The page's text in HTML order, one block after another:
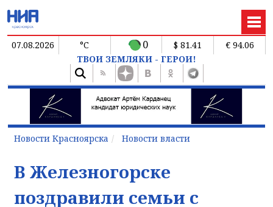
07.08.2026 °C 0 $ 81.41
€ 94.06
ТВОИ ЗЕМЛЯКИ - ГЕРОИ!
Новости Красноярска Новости власти
В Железногорске
поздравили семьи с